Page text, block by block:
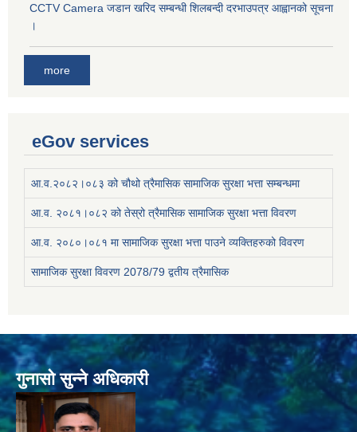
CCTV Camera जडान खरिद सम्बन्धी शिलबन्दी दरभाउपत्र आह्वानको सूचना
।
more
eGov services
आ.व.२०८२।०८३ को चौथो त्रैमासिक सामाजिक सुरक्षा भत्ता सम्बन्धमा
आ.व. २०८१।०८२ को तेस्रो त्रैमासिक सामाजिक सुरक्षा भत्ता विवरण
आ.व. २०८०।०८१ मा सामाजिक सुरक्षा भत्ता पाउने व्यक्तिहरुको विवरण
सामाजिक सुरक्षा विवरण 2078/79 द्वतीय त्रैमासिक
गुनासो सुन्ने अधिकारी